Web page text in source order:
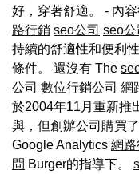
好，穿著舒適。 - 內
路行銷 seo公司 seo公
持續的舒適性和便利
條件。 還沒有 The
公司 數位行銷公司 網
於2004年11月重新推
與，但創辦公司購買
Google Analytics 網路
問 Burger的指導下。